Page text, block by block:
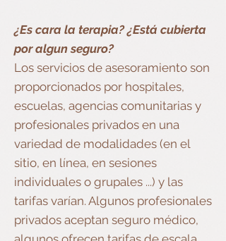
¿Es cara la terapia? ¿Está cubierta
por algun seguro?
Los servicios de asesoramiento son
proporcionados por hospitales,
escuelas, agencias comunitarias y
profesionales privados en una
variedad de modalidades (en el
sitio, en línea, en sesiones
individuales o grupales ...) y las
tarifas varían. Algunos profesionales
privados aceptan seguro médico,